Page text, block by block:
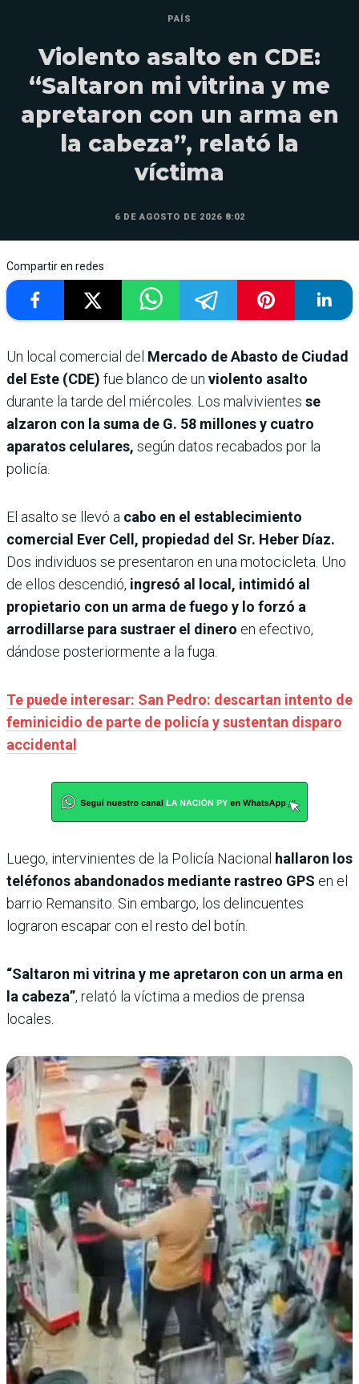
PAÍS
Violento asalto en CDE:
“Saltaron mi vitrina y me
apretaron con un arma en
la cabeza”, relató la
víctima
6 DE AGOSTO DE 2026 8:02
Compartir en redes
Un local comercial del Mercado de Abasto de Ciudad
del Este (CDE) fue blanco de un violento asalto
durante la tarde del miércoles. Los malvivientes se
alzaron con la suma de G. 58 millones y cuatro
aparatos celulares, según datos recabados por la
policía.
El asalto se llevó a cabo en el establecimiento
comercial Ever Cell, propiedad del Sr. Heber Díaz.
Dos individuos se presentaron en una motocicleta. Uno
de ellos descendió, ingresó al local, intimidó al
propietario con un arma de fuego y lo forzó a
arrodillarse para sustraer el dinero en efectivo,
dándose posteriormente a la fuga.
Te puede interesar: San Pedro: descartan intento de
feminicidio de parte de policía y sustentan disparo
accidental
Luego, intervinientes de la Policía Nacional hallaron los
teléfonos abandonados mediante rastreo GPS en el
barrio Remansito. Sin embargo, los delincuentes
lograron escapar con el resto del botín.
“Saltaron mi vitrina y me apretaron con un arma en
la cabeza”, relató la víctima a medios de prensa
locales.